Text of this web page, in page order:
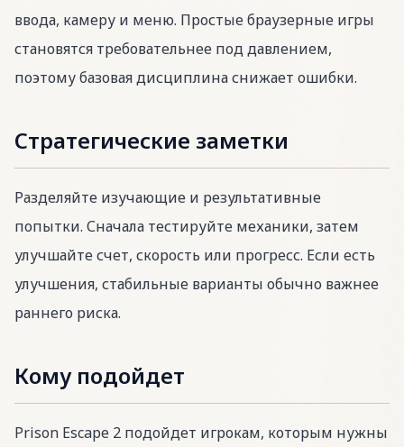
ввода, камеру и меню. Простые браузерные игры
становятся требовательнее под давлением,
поэтому базовая дисциплина снижает ошибки.
Стратегические заметки
Разделяйте изучающие и результативные
попытки. Сначала тестируйте механики, затем
улучшайте счет, скорость или прогресс. Если есть
улучшения, стабильные варианты обычно важнее
раннего риска.
Кому подойдет
Prison Escape 2 подойдет игрокам, которым нужны